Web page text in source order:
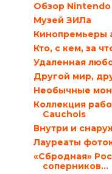
Обзор Nintendo
Музей ЗИЛа
Кинопремьеры
Кто, с кем, за
Удаленная
Другой мир,
Необычные
Коллекция
Cauchois
Внутри и
Лауреаты
«Сбродная»
соперников…